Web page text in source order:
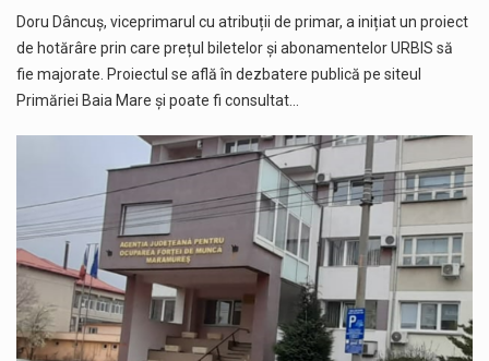
Doru Dâncuș, viceprimarul cu atribuții de primar, a inițiat un proiect
de hotărâre prin care prețul biletelor și abonamentelor URBIS să
fie majorate. Proiectul se află în dezbatere publică pe siteul
Primăriei Baia Mare și poate fi consultat…